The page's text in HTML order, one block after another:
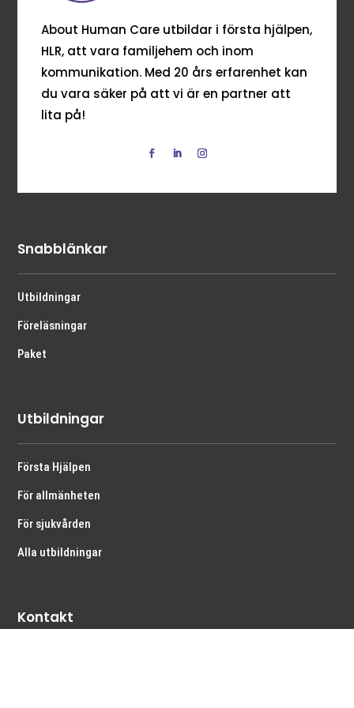
About Human Care utbildar i första hjälpen,
HLR, att vara familjehem och inom
kommunikation. Med 20 års erfarenhet kan
du vara säker på att vi är en partner att
lita på!
Snabblänkar
Utbildningar
Föreläsningar
Paket
Utbildningar
Första Hjälpen
För allmänheten
För sjukvården
Alla utbildningar
Kontakt